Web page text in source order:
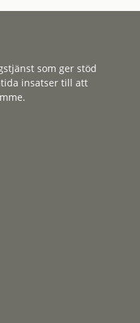
som ger stöd
insatser till att